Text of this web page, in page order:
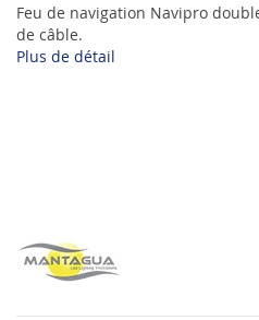
Feu de navigation Navipro
de câble.
Plus de détail